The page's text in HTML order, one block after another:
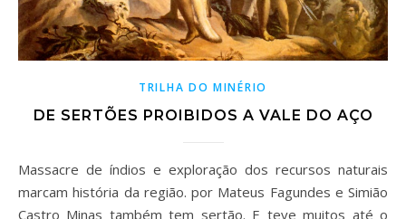
TRILHA DO MINÉRIO
DE SERTÕES PROIBIDOS A VALE DO AÇO
Massacre de índios e exploração dos recursos naturais
marcam história da região. por Mateus Fagundes e Simião
Castro Minas também tem sertão. E teve muitos até o